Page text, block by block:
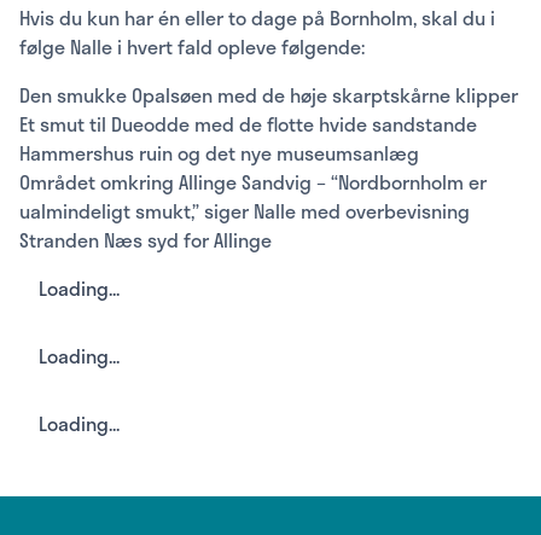
Hvis du kun har én eller to dage på Bornholm, skal du i
følge Nalle i hvert fald opleve følgende:
Den smukke Opalsøen med de høje skarptskårne klipper
Et smut til Dueodde med de flotte hvide sandstande
Hammershus ruin og det nye museumsanlæg
Området omkring Allinge Sandvig – “Nordbornholm er
ualmindeligt smukt,” siger Nalle med overbevisning
Stranden Næs syd for Allinge
Loading...
Loading...
Loading...